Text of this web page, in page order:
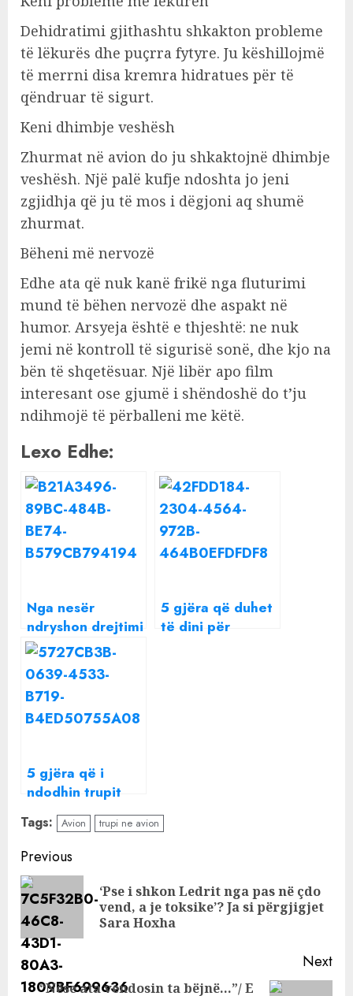
Dehidratimi gjithashtu shkakton probleme
të lëkurës dhe puçrra fytyre. Ju këshillojmë
të merrni disa kremra hidratues për të
qëndruar të sigurt.
Keni dhimbje veshësh
Zhurmat në avion do ju shkaktojnë dhimbje
veshësh. Një palë kufje ndoshta jo jeni
zgjidhja që ju të mos i dëgjoni aq shumë
zhurmat.
Bëheni më nervozë
Edhe ata që nuk kanë frikë nga fluturimi
mund të bëhen nervozë dhe aspakt në
humor. Arsyeja është e thjeshtë: ne nuk
jemi në kontroll të sigurisë sonë, dhe kjo na
bën të shqetësuar. Një libër apo film
interesant ose gjumë i shëndoshë do t’ju
ndihmojë të përballeni me këtë.
Lexo Edhe:
Nga nesër
ndryshon drejtimi
i lëvizjes së
mjeteve në
Unazën e Madhe,
çfarë duhet të
dini nëse jeni
5 gjëra që duhet
të dini për
5 gjëra që i
ndodhin trupit
tonë kur bërtasim
Tags: Avion trupi ne avion
Continue
Reading
Previous
‘Pse i shkon Ledrit nga pas në çdo
vend, a je toksike’? Ja si përgjigjet
Sara Hoxha
Next
“Nëse ata vendosin ta bëjnë…”/ E